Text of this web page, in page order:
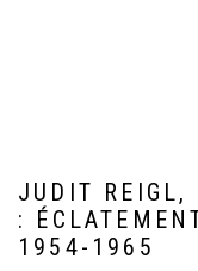
JUDIT REIGL,
:
1954-1965